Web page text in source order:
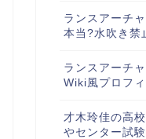
ランスアーチ
本当?水吹き禁
ランスアーチ
Wiki風プロフ
才木玲佳の高
やセンター試